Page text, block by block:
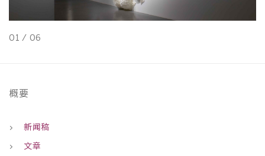
01 / 06
概要
新闻稿
文章